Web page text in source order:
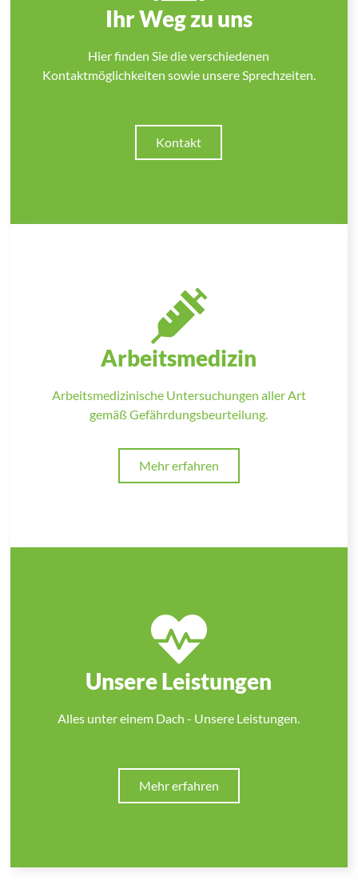
Ihr Weg zu uns
Hier finden Sie die verschiedenen
Kontaktmöglichkeiten sowie unsere Sprechzeiten.
Kontakt
Arbeitsmedizin
Arbeitsmedizinische Untersuchungen aller Art
gemäß Gefährdungsbeurteilung.
Mehr erfahren
Unsere Leistungen
Alles unter einem Dach - Unsere Leistungen.
Mehr erfahren